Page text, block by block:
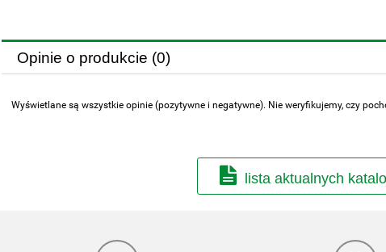
Opinie o produkcie (0)
Wyświetlane są wszystkie opinie (pozytywne i negatywne). Nie weryfikujemy, czy
lista aktualnych